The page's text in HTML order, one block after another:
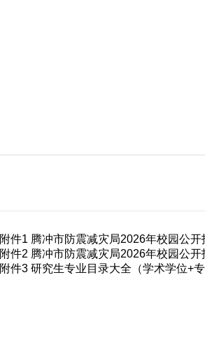
附件1 腾冲市防震减灾局2026年校园公
附件2 腾冲市防震减灾局2026年校园公
附件3 研究生专业目录大全（学术学位+